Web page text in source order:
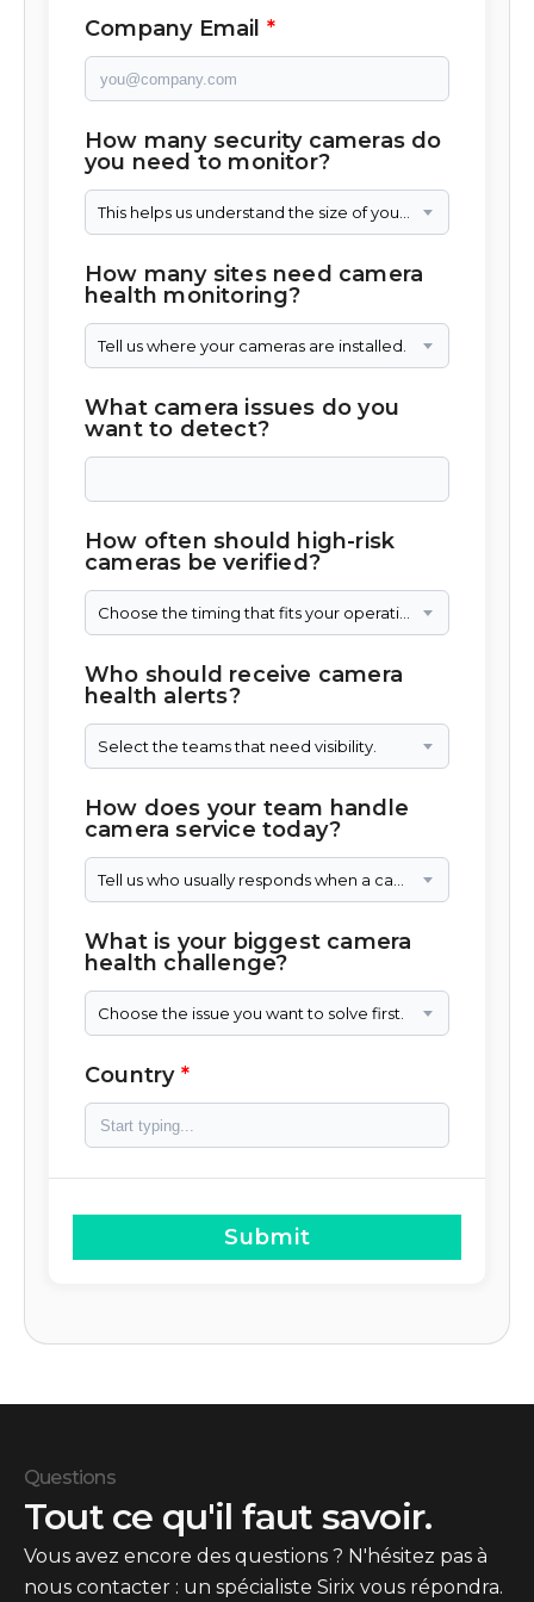
Company Email
How many security cameras do
you need to monitor?
How many sites need camera
health monitoring?
Tell us where your cameras are installed.
What camera issues do you
want to detect?
How often should high-risk
cameras be verified?
Who should receive camera
health alerts?
Select the teams that need visibility.
How does your team handle
camera service today?
What is your biggest camera
health challenge?
Choose the issue you want to solve first.
Country
Submit
Questions
Tout ce qu'il faut savoir.
Vous avez encore des questions ? N'hésitez pas à
nous contacter : un spécialiste Sirix vous répondra.